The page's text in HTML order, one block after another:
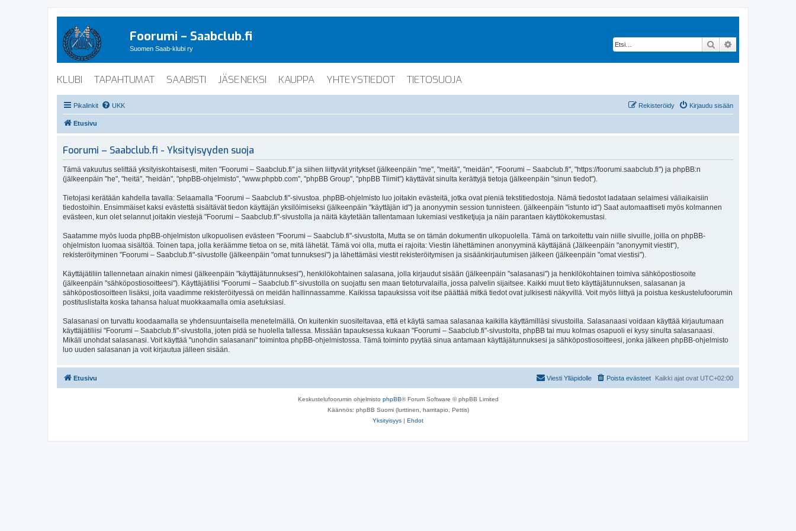
Foorumi – Saabclub.fi
Suomen Saab-klubi ry Etsi
KLUBI TAPAHTUMAT SAABISTI JÄSENEKSI KAUPPA YHTEYSTIEDOT TIETOSUOJA
Pikalinkit UKK Kirjaudu sisään
Rekisteröidy
Etusivu
Foorumi – Saabclub.fi - Yksityisyyden suoja
Tämä vakuutus selittää yksityiskohtaisesti, miten "Foorumi – Saabclub.fi" ja siihen liittyvät yritykset (jälkeenpäin "me", "meitä", "meidän", "Foorumi – Saabclub.fi", "https://foorumi.saabclub.fi") ja phpBB:n
(jälkeenpäin "he", "heitä", "heidän", "phpBB-ohjelmisto", "www.phpbb.com", "phpBB Group", "phpBB Tiimit") käyttävät sinulta kerättyjä tietoja (jälkeenpäin "sinun tiedot").
Tietojasi kerätään kahdella tavalla: Selaamalla "Foorumi – Saabclub.fi"-sivustoa. phpBB-ohjelmisto luo joitakin evästeitä, jotka ovat pieniä tekstitiedostoja. Nämä tiedostot ladataan selaimesi väliaikaisiin
tiedostoihin. Ensimmäiset kaksi evästettä sisältävät tiedon käyttäjän yksilöimiseksi (jälkeenpäin "käyttäjän id") ja anonyymin session tunnisteen. (jälkeenpäin "istunto id") Saat automaattiseti myös kolmannen
evästeen, kun olet selannut joitakin viestejä "Foorumi – Saabclub.fi"-sivustolla ja näitä käytetään tallentamaan lukemiasi vestiketjuja ja näin parantaen käyttökokemustasi.
Saatamme myös luoda phpBB-ohjelmiston ulkopuolisen evästeen "Foorumi – Saabclub.fi"-sivustolta, Mutta se on tämän dokumentin ulkopuolella. Tämä on tarkoitettu vain niille sivuille, joilla on phpBB-
ohjelmiston luomaa sisältöä. Toinen tapa, jolla keräämme tietoa on se, mitä lähetät. Tämä voi olla, mutta ei rajoita: Viestin lähettäminen anonyyminä käyttäjänä (Jälkeenpäin "anonyymit viestit"),
rekisteröityminen "Foorumi – Saabclub.fi"-sivustolle (jälkeenpäin "omat tunnuksesi") ja lähettämäsi viestit rekisteröitymisen ja sisäänkirjautumisen jälkeen (jälkeenpäin "omat viestisi").
Käyttäjätiliin tallennetaan ainakin nimesi (jälkeenpäin "käyttäjätunnuksesi"), henkilökohtainen salasana, jolla kirjaudut sisään (jälkeenpäin "salasanasi") ja henkilökohtainen toimiva sähköpostiosoite
(jälkeenpäin "sähköpostiosoitteesi"). Käyttäjätilisi "Foorumi – Saabclub.fi"-sivustolla on suojattu sen maan tietoturvalailla, jossa palvelin sijaitsee. Kaikki muut tieto käyttäjätunnuksen, salasanan ja
sähköpostiosoitteen lisäksi, joita vaadimme rekisteröityessä on meidän hallinnassamme. Kaikissa tapauksissa voit itse päättää mitkä tiedot ovat julkisesti näkyvillä. Voit myös liittyä ja poistua keskustelufoorumin
postituslistalta koska tahansa haluat muokkaamalla omia asetuksiasi.
Salasanasi on turvattu koodaamalla se yhdensuuntaisella menetelmällä. On kuitenkin suositeltavaa, että et käytä samaa salasanaa kaikilla käyttämilläsi sivustoilla. Salasanaasi voidaan käyttää kirjautumaan
käyttäjätiliisi "Foorumi – Saabclub.fi"-sivustolla, joten pidä se huolella tallessa. Missään tapauksessa kukaan "Foorumi – Saabclub.fi"-sivustolta, phpBB tai muu kolmas osapuoli ei kysy sinulta salasanaasi.
Mikäli unohdat salasanasi. Voit käyttää "unohdin salasanani" toimintoa phpBB-ohjelmistossa. Tämä toiminto pyytää sinua antamaan käyttäjätunnuksesi ja sähköpostiosoitteesi, jonka jälkeen phpBB-ohjelmisto
luo uuden salasanan ja voit kirjautua jälleen sisään.
Etusivu Kaikki ajat ovat UTC+02:00
Poista evästeet
Viesti Ylläpidolle
Keskustelufoorumin ohjelmisto phpBB® Forum Software © phpBB Limited
Käännös: phpBB Suomi (lurttinen, harritapio, Pettis)
Yksityisyys | Ehdot